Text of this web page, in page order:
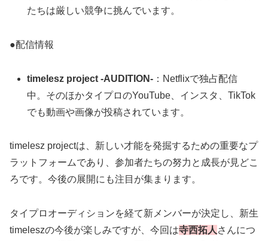
たちは厳しい競争に挑んでいます。
●配信情報
timelesz project -AUDITION- ：Netflixで独占配信
中。そのほかタイプロのYouTube、インスタ、TikTok
でも動画や画像が投稿されています。
timelesz projectは、新しい才能を発掘するための重要なプ
ラットフォームであり、参加者たちの努力と成長が見どこ
ろです。今後の展開にも注目が集まります。
タイプロオーディションを経て新メンバーが決定し、新生
timeleszの今後が楽しみですが、今回は寺西拓人 さんにつ